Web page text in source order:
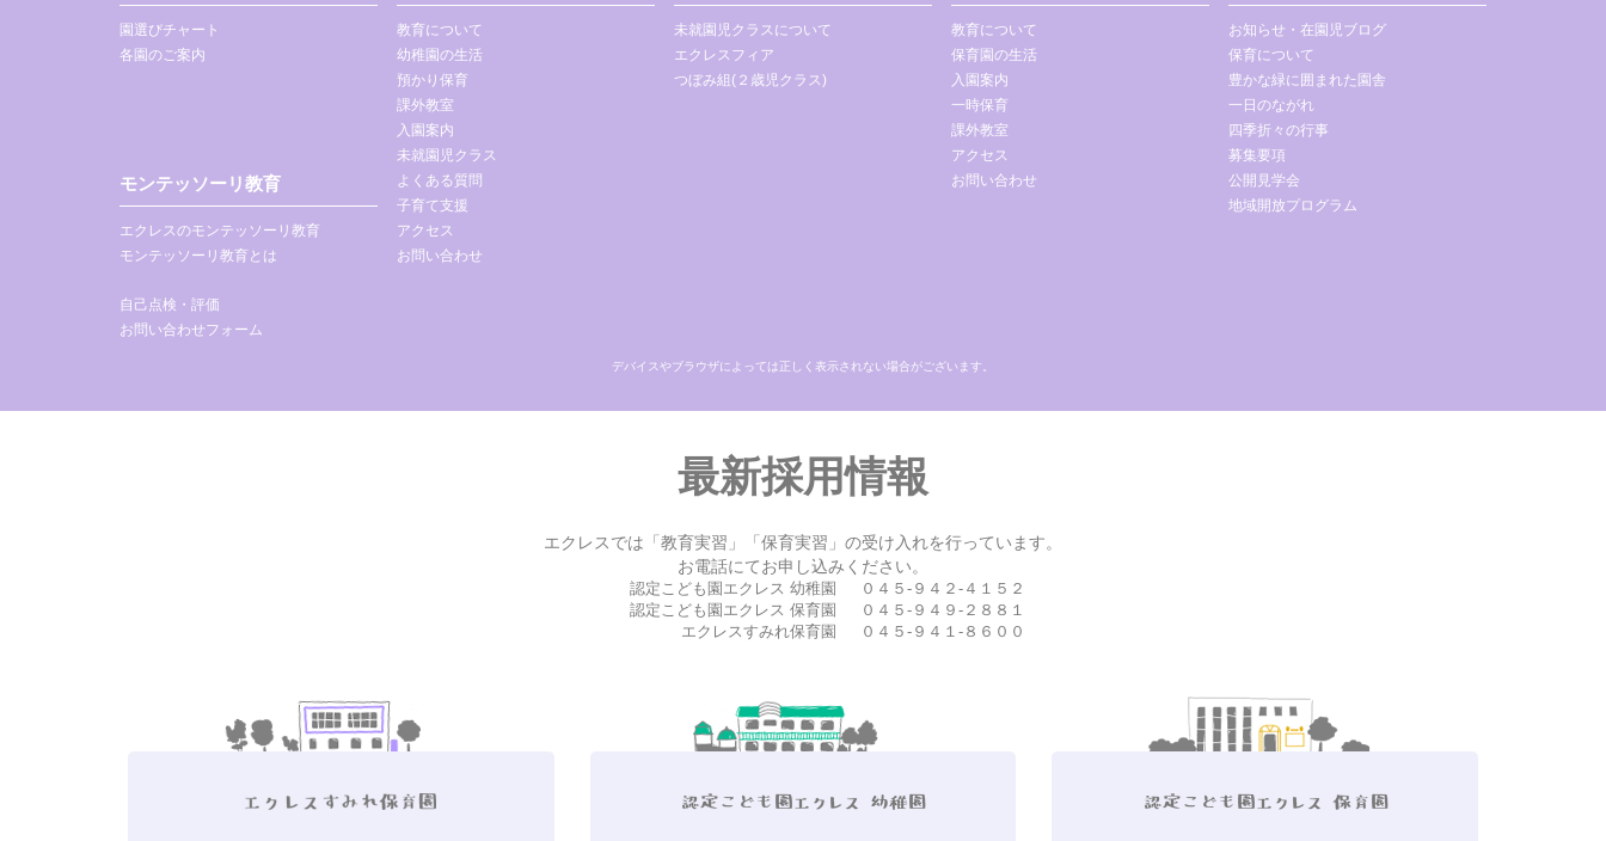
園選びチャート
各園のご案内
モンテッソーリ教育
エクレスのモンテッソーリ教育
モンテッソーリ教育とは
自己点検・評価
お問い合わせフォーム
教育について
幼稚園の生活
預かり保育
課外教室
入園案内
未就園児クラス
よくある質問
子育て支援
アクセス
お問い合わせ
未就園児クラスについて
エクレスフィア
つぼみ組(２歳児クラス)
教育について
保育園の生活
入園案内
一時保育
課外教室
アクセス
お問い合わせ
お知らせ・在園児ブログ
保育について
豊かな緑に囲まれた園舎
一日のながれ
四季折々の行事
募集要項
公開見学会
地域開放プログラム
デバイスやブラウザによっては正しく表示されない場合がございます。
最新採用情報
エクレスでは「教育実習」「保育実習」の受け入れを行っています。
お電話にてお申し込みください。
認定こども園エクレス 幼稚園
０４５-９４２-４１５２
認定こども園エクレス 保育園
０４５-９４９-２８８１
エクレスすみれ保育園
０４５-９４１-８６００